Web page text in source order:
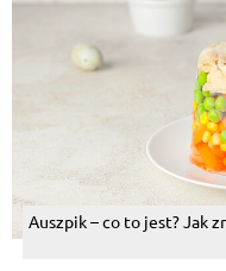
Auszpik – co to jest? Jak